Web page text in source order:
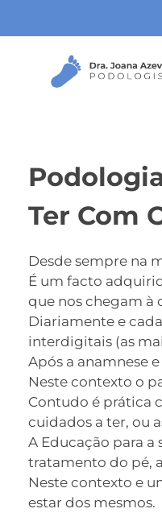
Ter Com
Desde sempre na
É um facto
que nos chegam à
Diariamente e
interdigitais (as
Após a anamnese
Neste contexto o
Contudo é prática
cuidados a ter, ou
A Educação para
tratamento do pé,
Neste contexto e
estar dos mesmos.